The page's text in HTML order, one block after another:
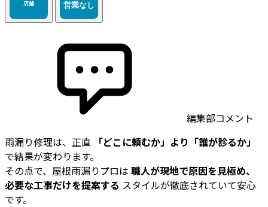
編集部コメント
雨漏り修理は、正直 「どこに頼むか」より「誰が診るか」
で結果が変わります。
その点で、屋根雨漏りプロは 職人が現地で原因を見極め、
必要な工事だけを提案する スタイルが徹底されていて安心
です。